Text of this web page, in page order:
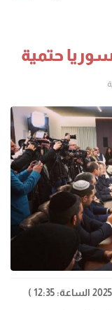
حتمية